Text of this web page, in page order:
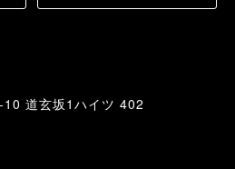
道玄坂1ハイツ 402